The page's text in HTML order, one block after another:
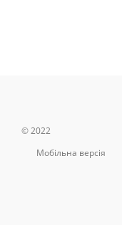
© 2022
Мобільна версія